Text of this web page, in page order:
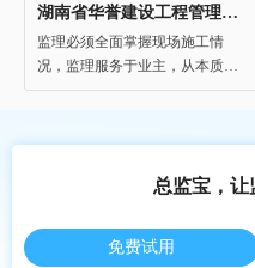
湖南省华誉建设工程管理有限责任公司
监理必须全面掌握现场施工情
况，监理服务于业主，从本质上
讲，就是建设项目的项目管家，
向，提升计划和管理协调能力；
理清思路、不断改进提高，走出
监理困局，全面开创监理行业变
总监宝，让
免费试用